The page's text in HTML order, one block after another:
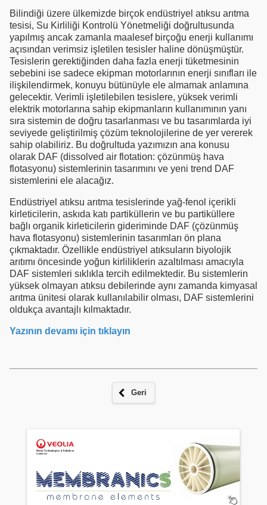
Bilindiği üzere ülkemizde birçok endüstriyel atıksu arıtma
tesisi, Su Kirliliği Kontrolü Yönetmeliği doğrultusunda
yapılmış ancak zamanla maalesef birçoğu enerji kullanımı
açısından verimsiz işletilen tesisler haline dönüşmüştür.
Tesislerin gerektiğinden daha fazla enerji tüketmesinin
sebebini ise sadece ekipman motorlarının enerji sınıfları ile
ilişkilendirmek, konuyu bütünüyle ele almamak anlamına
gelecektir. Verimli işletilebilen tesislere, yüksek verimli
elektrik motorlarına sahip ekipmanların kullanımının yanı
sıra sistemin de doğru tasarlanması ve bu tasarımlarda iyi
seviyede geliştirilmiş çözüm teknolojilerine de yer vererek
sahip olabiliriz. Bu doğrultuda yazımızın ana konusu
olarak DAF (dissolved air flotation: çözünmüş hava
flotasyonu) sistemlerinin tasarımını ve yeni trend DAF
sistemlerini ele alacağız.
Endüstriyel atıksu arıtma tesislerinde yağ-fenol içerikli
kirleticilerin, askıda katı partiküllerin ve bu partiküllere
bağlı organik kirleticilerin gideriminde DAF (çözünmüş
hava flotasyonu) sistemlerinin tasarımları ön plana
çıkmaktadır. Özellikle endüstriyel atıksuların biyolojik
arıtımı öncesinde yoğun kirliliklerin azaltılması amacıyla
DAF sistemleri sıklıkla tercih edilmektedir. Bu sistemlerin
yüksek olmayan atıksu debilerinde aynı zamanda kimyasal
arıtma ünitesi olarak kullanılabilir olması, DAF sistemlerini
oldukça avantajlı kılmaktadır.
Yazının devamı için tıklayın
Geri